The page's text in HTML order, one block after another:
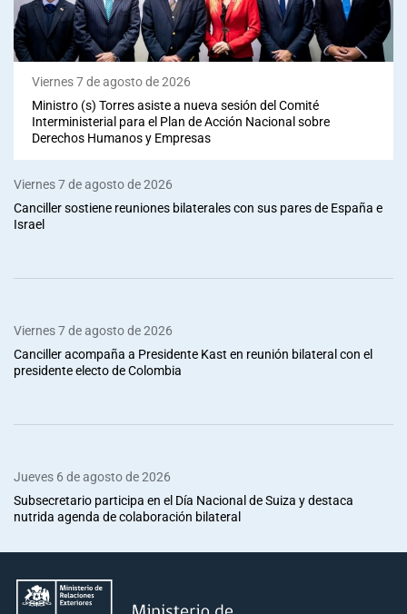
Viernes 7 de agosto de 2026
Ministro (s) Torres asiste a nueva sesión del Comité
Interministerial para el Plan de Acción Nacional sobre
Derechos Humanos y Empresas
Viernes 7 de agosto de 2026
Canciller sostiene reuniones bilaterales con sus pares de España e
Israel
Viernes 7 de agosto de 2026
Canciller acompaña a Presidente Kast en reunión bilateral con el
presidente electo de Colombia
Jueves 6 de agosto de 2026
Subsecretario participa en el Día Nacional de Suiza y destaca
nutrida agenda de colaboración bilateral